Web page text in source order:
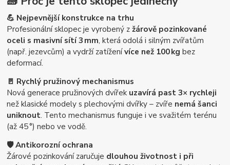
💪 Nejpevnější konstrukce na trhu
Profesionální sklopec je vyrobený zžárově pozinkované
oceli s masivní sítí 3 mm, která odolá i silným zvířatům
(např. jezevcům) a vydrží zatíženívíce než 100 kg bez
deformací.
🚪 Rychlý pružinový mechanismus
Nová generace pružinových dvířek uzavírá past 3× rychleji
než klasické modely s plechovými dvířky – zvíře nemá šanci
uniknout. Tento mechanismus funguje i ve svažitém terénu
(až 45 °) nebo ve vodě.
🛡️ Antikorozní ochrana
Žárové pozinkování zaručuje dlouhou životnost i při